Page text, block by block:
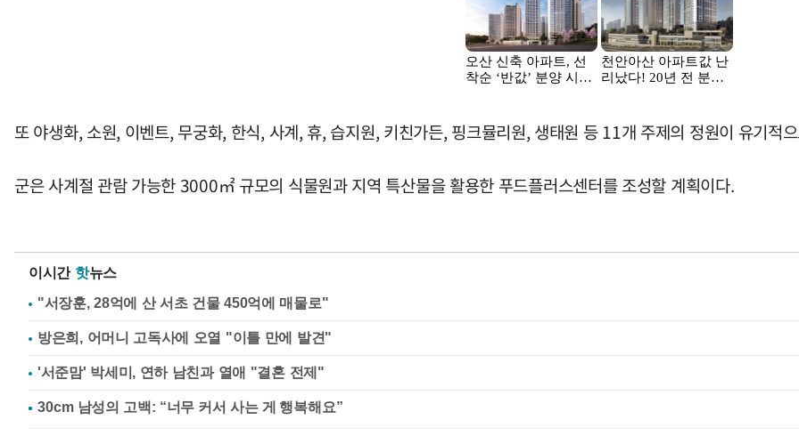
또 야생화, 소원, 이벤트, 무궁화, 한식, 사계, 휴, 습지원, 키친가든, 핑크뮬리원, 생태원 등 11개 주제의 정원이 유기적
군은 사계절 관람 가능한 3000㎡ 규모의 식물원과 지역 특산물을 활용한 푸드플러스센터를 조성할 계획이다.
이시간 핫뉴스
"서장훈, 28억에 산 서초 건물 450억에 매물로"
방은희, 어머니 고독사에 오열 "이틀 만에 발견"
'서준맘' 박세미, 연하 남친과 열애 "결혼 전제"